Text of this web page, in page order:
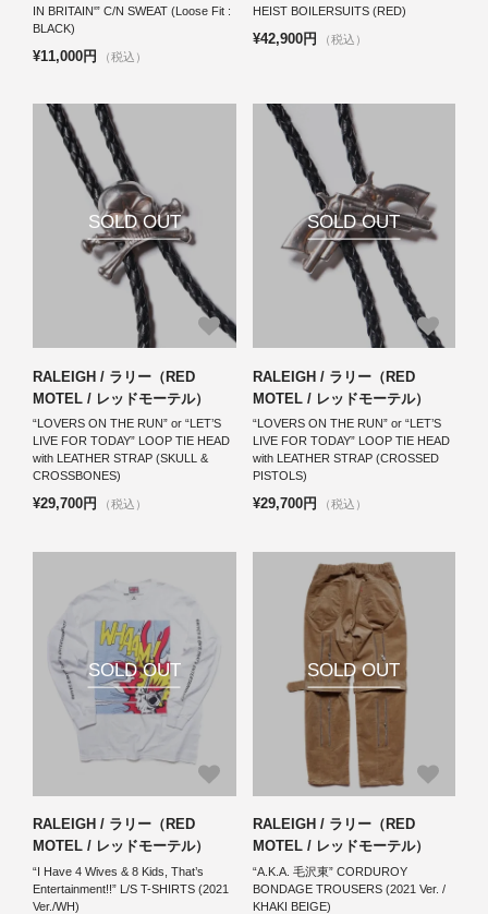
IN BRITAIN'” C/N SWEAT (Loose Fit :
BLACK)
¥11,000円 （税込）
HEIST BOILERSUITS (RED)
¥42,900円 （税込）
SOLD OUT
RALEIGH / ラリー（RED
MOTEL / レッドモーテル）
“LOVERS ON THE RUN” or “LET’S
LIVE FOR TODAY” LOOP TIE HEAD
with LEATHER STRAP (SKULL &
CROSSBONES)
¥29,700円 （税込）
SOLD OUT
RALEIGH / ラリー（RED
MOTEL / レッドモーテル）
“LOVERS ON THE RUN” or “LET’S
LIVE FOR TODAY” LOOP TIE HEAD
with LEATHER STRAP (CROSSED
PISTOLS)
¥29,700円 （税込）
SOLD OUT
RALEIGH / ラリー（RED
MOTEL / レッドモーテル）
“I Have 4 Wives & 8 Kids, That’s
Entertainment!!” L/S T-SHIRTS (2021
Ver./WH)
SOLD OUT
RALEIGH / ラリー（RED
MOTEL / レッドモーテル）
“A.K.A. 毛沢東” CORDUROY
BONDAGE TROUSERS (2021 Ver. /
KHAKI BEIGE)